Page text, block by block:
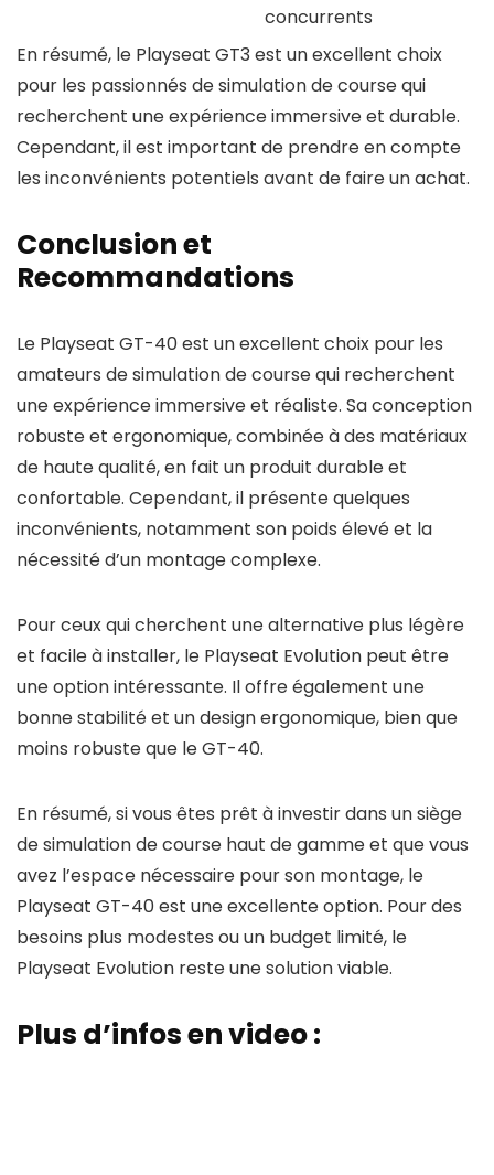
concurrents
En résumé, le Playseat GT3 est un excellent choix
pour les passionnés de simulation de course qui
recherchent une expérience immersive et durable.
Cependant, il est important de prendre en compte
les inconvénients potentiels avant de faire un achat.
Conclusion et
Recommandations
Le Playseat GT-40 est un excellent choix pour les
amateurs de simulation de course qui recherchent
une expérience immersive et réaliste. Sa conception
robuste et ergonomique, combinée à des matériaux
de haute qualité, en fait un produit durable et
confortable. Cependant, il présente quelques
inconvénients, notamment son poids élevé et la
nécessité d’un montage complexe.
Pour ceux qui cherchent une alternative plus légère
et facile à installer, le Playseat Evolution peut être
une option intéressante. Il offre également une
bonne stabilité et un design ergonomique, bien que
moins robuste que le GT-40.
En résumé, si vous êtes prêt à investir dans un siège
de simulation de course haut de gamme et que vous
avez l’espace nécessaire pour son montage, le
Playseat GT-40 est une excellente option. Pour des
besoins plus modestes ou un budget limité, le
Playseat Evolution reste une solution viable.
Plus d’infos en video :